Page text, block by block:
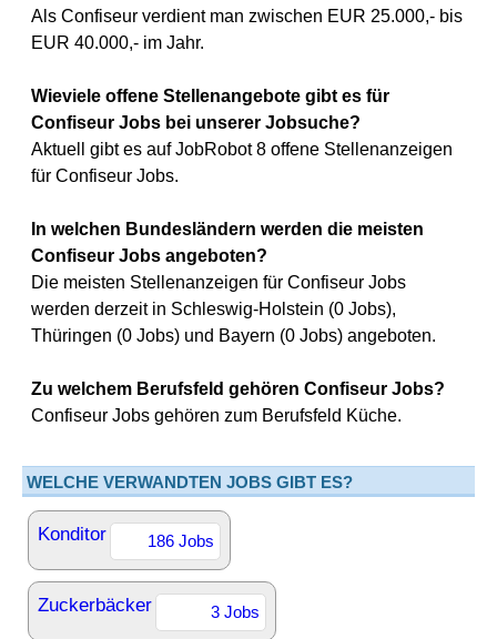
Als Confiseur verdient man zwischen EUR 25.000,- bis
EUR 40.000,- im Jahr.
Wieviele offene Stellenangebote gibt es für
Confiseur Jobs bei unserer Jobsuche?
Aktuell gibt es auf JobRobot 8 offene Stellenanzeigen
für Confiseur Jobs.
In welchen Bundesländern werden die meisten
Confiseur Jobs angeboten?
Die meisten Stellenanzeigen für Confiseur Jobs
werden derzeit in Schleswig-Holstein (0 Jobs),
Thüringen (0 Jobs) und Bayern (0 Jobs) angeboten.
Zu welchem Berufsfeld gehören Confiseur Jobs?
Confiseur Jobs gehören zum Berufsfeld Küche.
WELCHE VERWANDTEN JOBS GIBT ES?
Konditor 186 Jobs
Zuckerbäcker 3 Jobs